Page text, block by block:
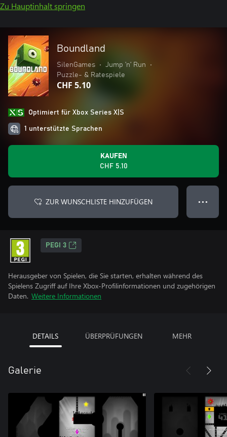
Zu Hauptinhalt springen
Boundland
SilenGames • Jump ’n’ Run
•
Puzzle- & Ratespiele
CHF 5.10
Optimiert für Xbox Series X|S
1 unterstützte Sprachen
KAUFEN
CHF 5.10
ZUR WUNSCHLISTE HINZUFÜGEN ● ● ●
PEGI 3
Herausgeber von Spielen, die Sie starten, erhalten während des
Spielens Zugriff auf Ihre Xbox-Profilinformationen und zugehörigen
Daten. Weitere Informationen
DETAILS ÜBERPRÜFUNGEN MEHR
Galerie